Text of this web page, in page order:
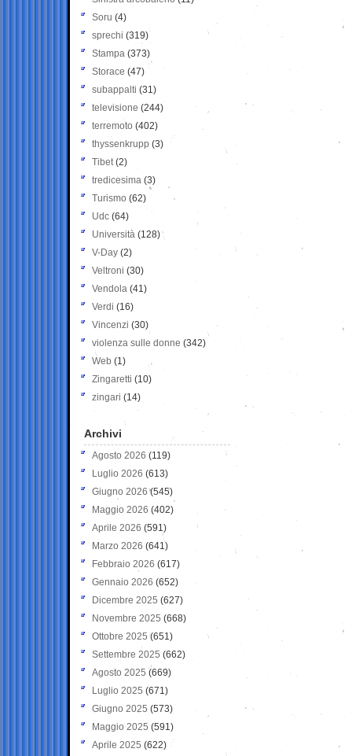
Soru (4)
sprechi (319)
Stampa (373)
Storace (47)
subappalti (31)
televisione(244)
terremoto (402)
thyssenkrupp (3)
Tibet(2)
tredicesima (3)
Turismo (62)
Udc (64)
Università (128)
V-Day (2)
Veltroni (30)
Vendola (41)
Verdi (16)
Vincenzi (30)
violenza sulle donne (342)
Web (1)
Zingaretti (10)
zingari (14)
Archivi
Agosto 2026 (119)
Luglio 2026 (613)
Giugno 2026 (545)
Maggio 2026 (402)
Aprile 2026 (591)
Marzo 2026 (641)
Febbraio 2026 (617)
Gennaio 2026 (652)
Dicembre 2025 (627)
Novembre 2025 (668)
Ottobre 2025 (651)
Settembre 2025 (662)
Agosto 2025 (669)
Luglio 2025 (671)
Giugno 2025 (573)
Maggio 2025 (591)
Aprile 2025 (622)